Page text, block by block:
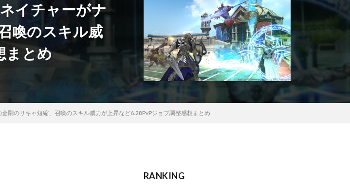
イチャーがナ
喚のスキル威
まとめ
剛のリキャ短縮、召喚のスキル威力が上昇など6.28PvPジョブ調整感想まとめ
RANKING